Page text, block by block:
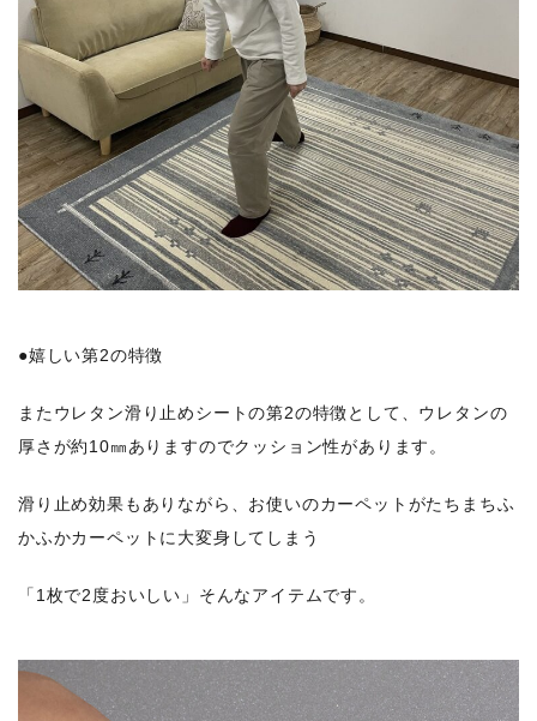
●嬉しい第2の特徴
またウレタン滑り止めシートの第2の特徴として、ウレタンの
厚さが約10㎜ありますのでクッション性があります。
滑り止め効果もありながら、お使いのカーペットがたちまちふ
かふかカーペットに大変身してしまう
「1枚で2度おいしい」そんなアイテムです。